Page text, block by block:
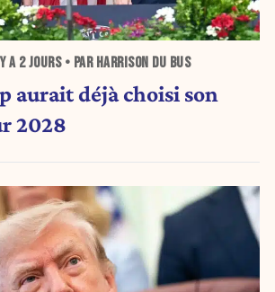
A2 JOURS• PAR HARRISON DU BUS
aurait déjà choisi son
2028